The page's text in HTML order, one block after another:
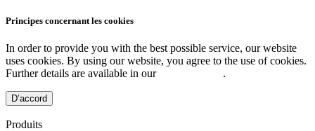
Principes concernant les cookies
In order to provide you with the best possible service, our website
uses cookies. By using our website, you agree to the use of cookies.
Further details are available in our
.
D’accord
Produits